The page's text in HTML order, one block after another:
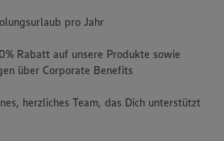
pro Jahr
Rabatt auf unsere Produkte sowie
über Corporate Benefits
herzliches Team, das Dich unterstützt